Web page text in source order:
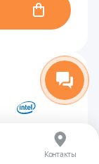
01620
Контакты